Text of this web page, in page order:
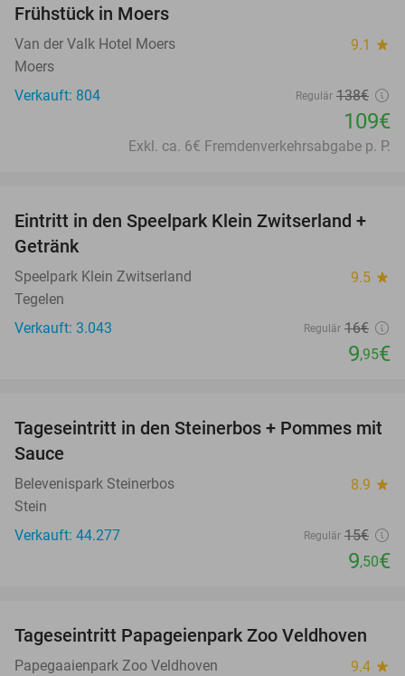
Frühstück in Moers
Van der Valk Hotel Moers 9.1 star
Moers
Verkauft: 804
Regulär 138€
109€
Exkl. ca. 6€ Fremdenverkehrsabgabe p. P.
38%
Eintritt in den Speelpark Klein Zwitserland +
Getränk
Speelpark Klein Zwitserland 9.5 star
Tegelen
Verkauft: 3.043
Regulär 16€
9,95€
37%
Tageseintritt in den Steinerbos + Pommes mit
Sauce
Belevenispark Steinerbos 8.9 star
Stein
Verkauft: 44.277
Regulär 15€
9,50€
26%
Tageseintritt Papageienpark Zoo Veldhoven
Papegaaienpark Zoo Veldhoven 9.4 star